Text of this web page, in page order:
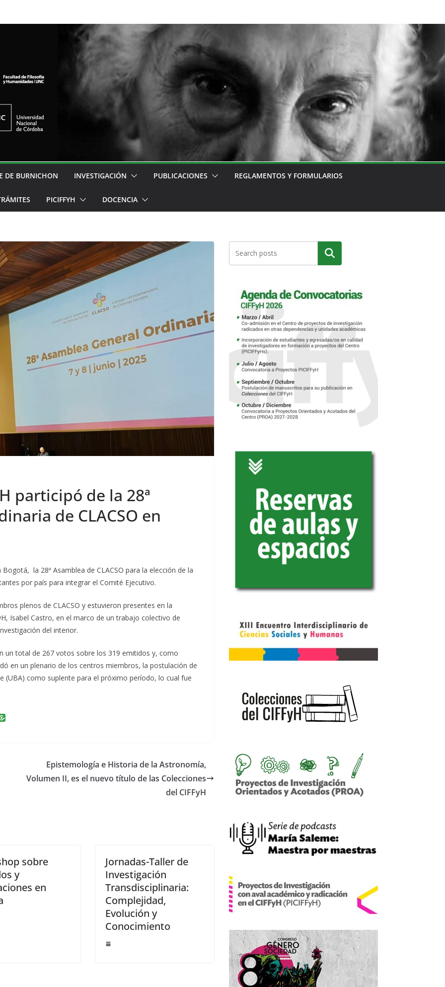
DE BURNICHON INVESTIGACIÓN PUBLICACIONES REGLAMENTOS Y FORMULARIOS
PICIFFYH DOCENCIA
participó de la 28ª
de CLACSO en
la 28ª Asamblea de CLACSO para la elección de la
por país para integrar el Comité Ejecutivo.
plenos de CLACSO y estuvieron presentes en la
Isabel Castro, en el marco de un trabajo colectivo de
del interior.
un total de 267 votos sobre los 319 emitidos y, como
en un plenario de los centros miembros, la postulación de
(UBA) como suplente para el próximo período, lo cual fue
Epistemología e Historia de la Astronomía,
Volumen II, es el nuevo título de las Colecciones
del CIFFyH
sobre
y
en
Jornadas-Taller de
Investigación
Transdisciplinaria:
Complejidad,
Evolución y
Conocimiento
Buscar